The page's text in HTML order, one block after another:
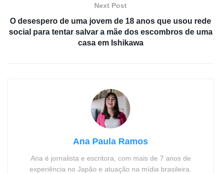
Next Post
O desespero de uma jovem de 18 anos que usou rede
social para tentar salvar a mãe dos escombros de uma
casa em Ishikawa
Ana Paula Ramos
Ana é jornalista e escritora, com mais de 7 anos de
experiência no Japão e atuação na mídia brasileira.